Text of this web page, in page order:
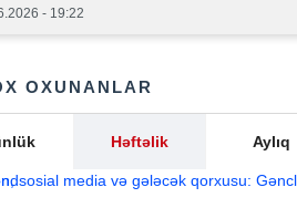
Emil Əliyev Rusiya
- 19:22
OXUNANLAR
Həftəlik Aylıq